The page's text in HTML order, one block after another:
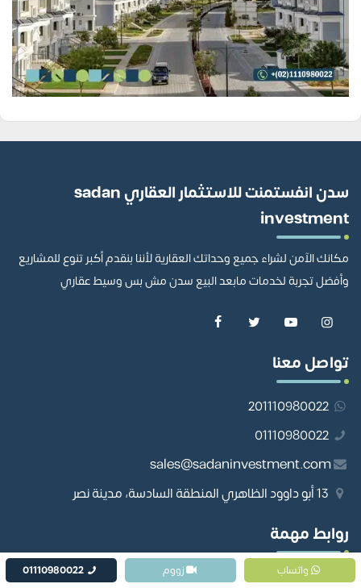
سدن انفستمنت للاستثمار العقاري sadan
investment
مكانك الآمن لشراء جميع وحداتك العقارية لأننا بنقدم أكبر تنوع للمشاريع
وأفضل تجربة لخدمات مابعد البيع سدن مش بس وسيط عقاري
تواصل معنا
201110980022
01110980022
sales@sadaninvestment.com
روابط مهمة
المطورينواتساب 01110980022 زووم